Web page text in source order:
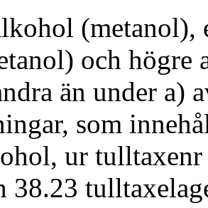
(metanol),
och högre
än under a)
som
ur
38.23